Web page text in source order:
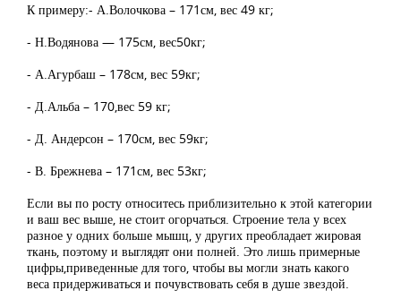
К примеру:- А.Волочкова – 171см, вес 49 кг;
- Н.Водянова — 175см, вес50кг;
- А.Агурбаш – 178см, вес 59кг;
- Д.Альба – 170,вес 59 кг;
- Д. Андерсон – 170см, вес 59кг;
- В. Брежнева – 171см, вес 53кг;
Если вы по росту относитесь приблизительно к этой категории
и ваш вес выше, не стоит огорчаться. Строение тела у всех
разное у одних больше мышц, у других преобладает жировая
ткань, поэтому и выглядят они полней. Это лишь примерные
цифры,приведенные для того, чтобы вы могли знать какого
веса придерживаться и почувствовать себя в душе звездой.